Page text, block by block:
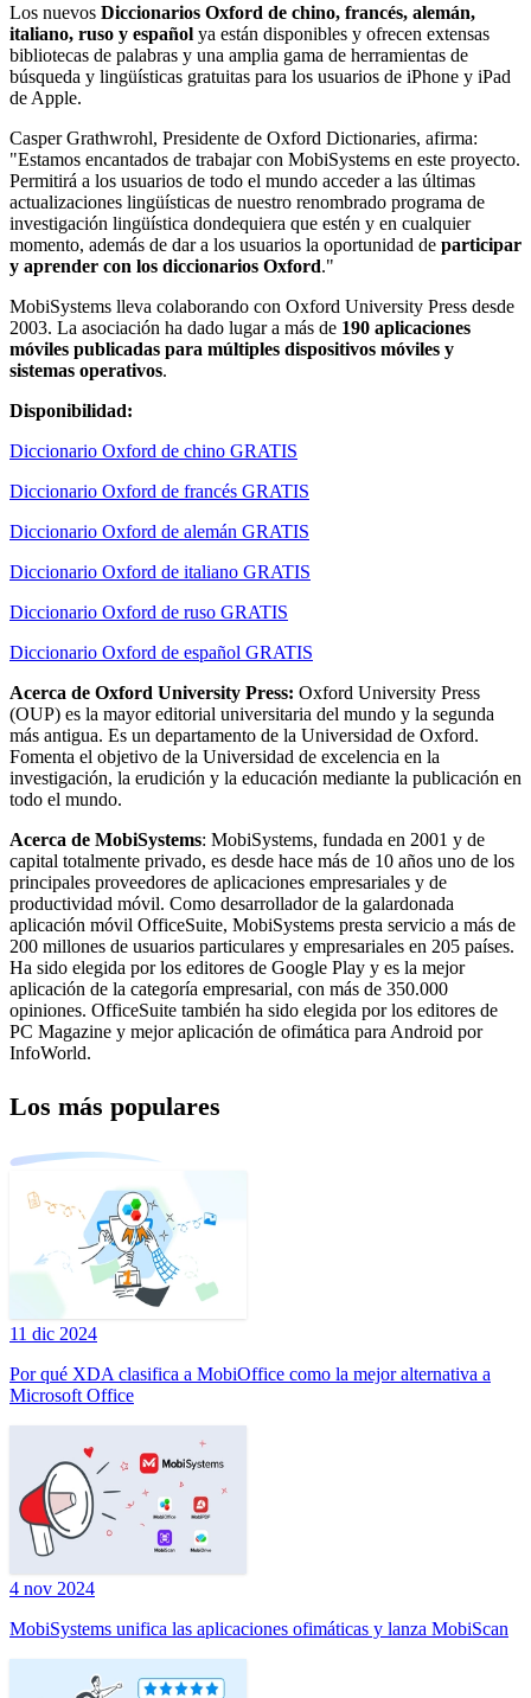
Los nuevos Diccionarios Oxford de chino, francés, alemán,
italiano, ruso y español ya están disponibles y ofrecen extensas
bibliotecas de palabras y una amplia gama de herramientas de
búsqueda y lingüísticas gratuitas para los usuarios de iPhone y iPad
de Apple.
Casper Grathwrohl, Presidente de Oxford Dictionaries, afirma:
"Estamos encantados de trabajar con MobiSystems en este proyecto.
Permitirá a los usuarios de todo el mundo acceder a las últimas
actualizaciones lingüísticas de nuestro renombrado programa de
investigación lingüística dondequiera que estén y en cualquier
momento, además de dar a los usuarios la oportunidad de participar
y aprender con los diccionarios Oxford."
MobiSystems lleva colaborando con Oxford University Press desde
2003. La asociación ha dado lugar a más de 190 aplicaciones
móviles publicadas para múltiples dispositivos móviles y
sistemas operativos.
Disponibilidad:
Diccionario Oxford de chino GRATIS
Diccionario Oxford de francés GRATIS
Diccionario Oxford de alemán GRATIS
Diccionario Oxford de italiano GRATIS
Diccionario Oxford de ruso GRATIS
Diccionario Oxford de español GRATIS
Acerca de Oxford University Press: Oxford University Press
(OUP) es la mayor editorial universitaria del mundo y la segunda
más antigua. Es un departamento de la Universidad de Oxford.
Fomenta el objetivo de la Universidad de excelencia en la
investigación, la erudición y la educación mediante la publicación en
todo el mundo.
Acerca de MobiSystems: MobiSystems, fundada en 2001 y de
capital totalmente privado, es desde hace más de 10 años uno de los
principales proveedores de aplicaciones empresariales y de
productividad móvil. Como desarrollador de la galardonada
aplicación móvil OfficeSuite, MobiSystems presta servicio a más de
200 millones de usuarios particulares y empresariales en 205 países.
Ha sido elegida por los editores de Google Play y es la mejor
aplicación de la categoría empresarial, con más de 350.000
opiniones. OfficeSuite también ha sido elegida por los editores de
PC Magazine y mejor aplicación de ofimática para Android por
InfoWorld.
Los más populares
11 dic 2024
Por qué XDA clasifica a MobiOffice como la mejor alternativa a
Microsoft Office
4 nov 2024
MobiSystems unifica las aplicaciones ofimáticas y lanza MobiScan